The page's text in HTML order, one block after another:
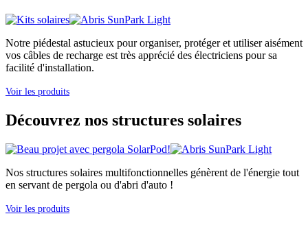
Notre piédestal astucieux pour organiser, protéger et utiliser aisément
vos câbles de recharge est très apprécié des électriciens pour sa
facilité d'installation.
Voir les produits
Découvrez nos structures solaires
Nos structures solaires multifonctionnelles génèrent de l'énergie tout
en servant de pergola ou d'abri d'auto !
Voir les produits